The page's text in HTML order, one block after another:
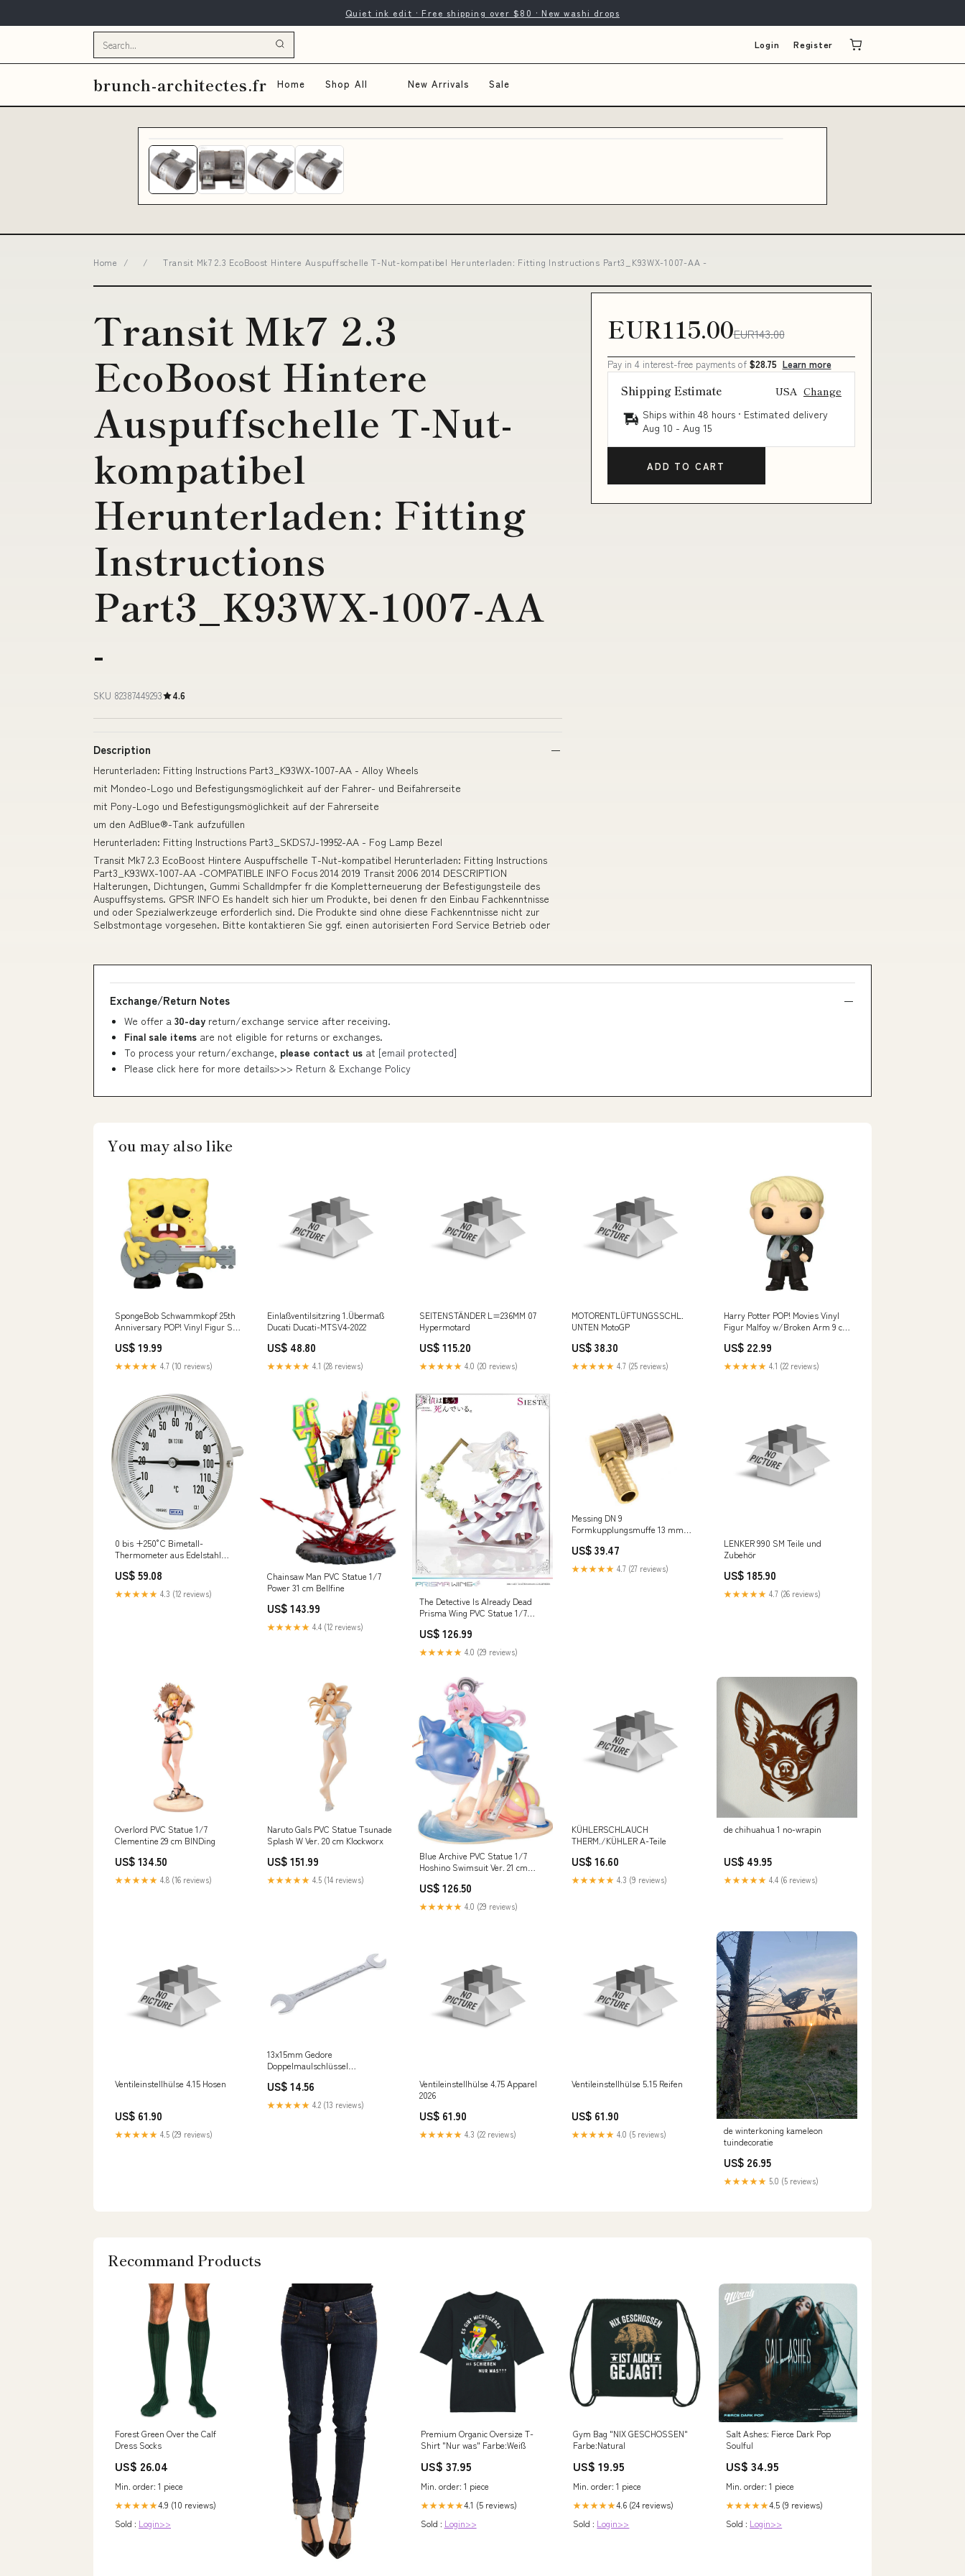
Quiet ink edit · Free shipping over $80 · New washi drops
Login Register
brunch-architectes.fr Home Shop All New Arrivals Sale
Home / / Transit Mk7 2.3 EcoBoost Hintere Auspuffschelle T-Nut-kompatibel Herunterladen: Fitting Instructions Part3_K93WX-1007-AA -
Transit Mk7 2.3
EcoBoost Hintere
Auspuffschelle T-Nut-
kompatibel
Herunterladen: Fitting
Instructions
Part3_K93WX-1007-AA
-
SKU 82387449293 4.6
Description
Herunterladen: Fitting Instructions Part3_K93WX-1007-AA - Alloy Wheels
mit Mondeo-Logo und Befestigungsmöglichkeit auf der Fahrer- und Beifahrerseite
mit Pony-Logo und Befestigungsmöglichkeit auf der Fahrerseite
um den AdBlue®-Tank aufzufüllen
Herunterladen: Fitting Instructions Part3_SKDS7J-19952-AA - Fog Lamp Bezel
Transit Mk7 2.3 EcoBoost Hintere Auspuffschelle T-Nut-kompatibel Herunterladen: Fitting Instructions
Part3_K93WX-1007-AA -COMPATIBLE INFO Focus 2014 2019 Transit 2006 2014 DESCRIPTION
Halterungen, Dichtungen, Gummi Schalldmpfer fr die Kompletterneuerung der Befestigungsteile des
Auspuffsystems. GPSR INFO Es handelt sich hier um Produkte, bei denen fr den Einbau Fachkenntnisse
und oder Spezialwerkzeuge erforderlich sind. Die Produkte sind ohne diese Fachkenntnisse nicht zur
Selbstmontage vorgesehen. Bitte kontaktieren Sie ggf. einen autorisierten Ford Service Betrieb oder
EUR115.00EUR143.00
Pay in 4 interest-free payments of $28.75 Learn more
Shipping Estimate USA Change
Ships within 48 hours · Estimated delivery
Aug 10 - Aug 15
ADD TO CART
Exchange/Return Notes
We offer a 30-day return/exchange service after receiving.
Final sale items are not eligible for returns or exchanges.
To process your return/exchange, please contact us at [email protected]
Please click here for more details>>> Return & Exchange Policy
You may also like
SpongeBob Schwammkopf 25th
Anniversary POP! Vinyl Figur SB
Ausgelistet15102024
US$ 19.99
★★★★★ 4.7 (10 reviews)
Einlaßventilsitzring 1.Übermaß
Ducati Ducati-MTSV4-2022
US$ 48.80
★★★★★ 4.1 (28 reviews)
SEITENSTÄNDER L=236MM 07
Hypermotard
US$ 115.20
★★★★★ 4.0 (20 reviews)
MOTORENTLÜFTUNGSSCHL.
UNTEN MotoGP
US$ 38.30
★★★★★ 4.7 (25 reviews)
Harry Potter POP! Movies Vinyl
Figur Malfoy w/Broken Arm 9 cm
US$ 22.99
★★★★★ 4.1 (22 reviews)
0 bis +250°C Bimetall-
Thermometer aus Edelstahl
hinten NewCategories/Electrical
and lighting/Industrial Control
And Machine
US$ 59.08
★★★★★ 4.3 (12 reviews)
Chainsaw Man PVC Statue 1/7
Power 31 cm Bellfine
US$ 143.99
★★★★★ 4.4 (12 reviews)
The Detective Is Already Dead
Prisma Wing PVC Statue 1/7
Kotobukiyastatuenimportlist
US$ 126.99
★★★★★ 4.0 (29 reviews)
Messing DN 9
Formkupplungsmuffe 13 mm
Entriegelungsschutz 90-Grad
NewCategories/Fittings/Coupling/Compressed
air/Safety air couplings/DN 10
US$ 39.47
★★★★★ 4.7 (27 reviews)
LENKER 990 SM Teile und
Zubehör
US$ 185.90
★★★★★ 4.7 (26 reviews)
Overlord PVC Statue 1/7
Clementine 29 cm BINDing
US$ 134.50
★★★★★ 4.8 (16 reviews)
Naruto Gals PVC Statue Tsunade
Splash W Ver. 20 cm Klockworx
US$ 151.99
★★★★★ 4.5 (14 reviews)
Blue Archive PVC Statue 1/7
Hoshino Swimsuit Ver. 21 cm
US$ 126.50
★★★★★ 4.0 (29 reviews)
KÜHLERSCHLAUCH
THERM./KÜHLER A-Teile
US$ 16.60
★★★★★ 4.3 (9 reviews)
de chihuahua 1 no-wrapin
US$ 49.95
★★★★★ 4.4 (6 reviews)
Ventileinstellhülse 4.15 Hosen
US$ 61.90
★★★★★ 4.5 (29 reviews)
13x15mm Gedore
Doppelmaulschlüssel
Fitting/Push-On Fitting/3
Connections/Brass G-Threads
Male Hex
US$ 14.56
★★★★★ 4.2 (13 reviews)
Ventileinstellhülse 4.75 Apparel
2026
US$ 61.90
★★★★★ 4.3 (22 reviews)
Ventileinstellhülse 5.15 Reifen
US$ 61.90
★★★★★ 4.0 (5 reviews)
de winterkoning kameleon
tuindecoratie
US$ 26.95
★★★★★ 5.0 (5 reviews)
Recommand Products
Forest Green Over the Calf
Dress Socks
US$ 26.04
Min. order: 1 piece
★★★★★4.9 (10 reviews)
Sold : Login>>
Premium Organic Oversize T-
Shirt "Nur was" Farbe:Weiß
US$ 37.95
Min. order: 1 piece
★★★★★4.1 (5 reviews)
Sold : Login>>
Gym Bag "NIX GESCHOSSEN"
Farbe:Natural
US$ 19.95
Min. order: 1 piece
★★★★★4.6 (24 reviews)
Sold : Login>>
Salt Ashes: Fierce Dark Pop
Soulful
US$ 34.95
Min. order: 1 piece
★★★★★4.5 (9 reviews)
Sold : Login>>